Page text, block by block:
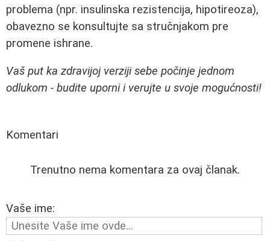
problema (npr. insulinska rezistencija, hipotireoza),
obavezno se konsultujte sa stručnjakom pre
promene ishrane.
Vaš put ka zdravijoj verziji sebe počinje jednom
odlukom - budite uporni i verujte u svoje mogućnosti!
Komentari
Trenutno nema komentara za ovaj članak.
Vaše ime: